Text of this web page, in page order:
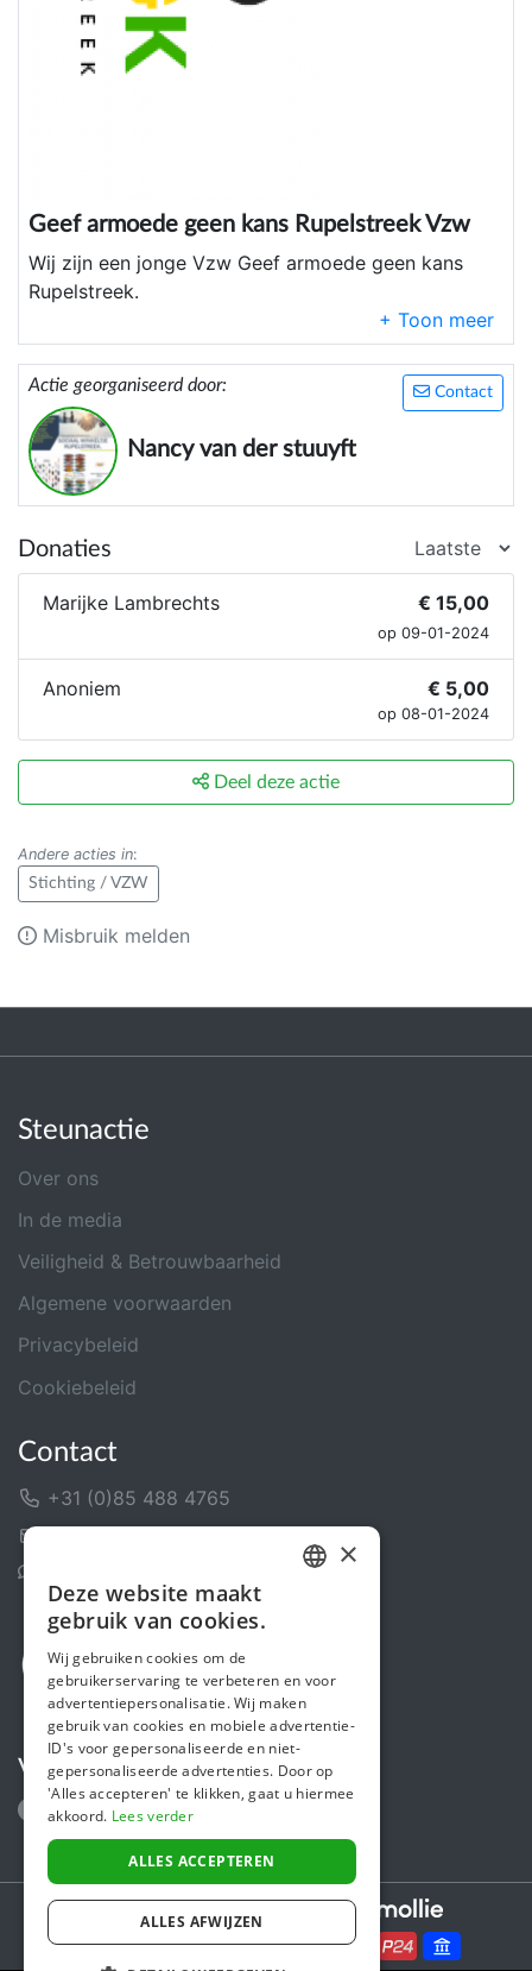
Geef armoede geen kans Rupelstreek Vzw
Wij zijn een jonge Vzw Geef armoede geen kans
Rupelstreek.
Die de armoede in de Rupelstreek bestrijden.
Wij hebben reeds een locatie voor uit te
breiden,maar financieel hebben we daar in steun
nodig.
Hopelijk kunnen jullie ons steunactie delen.
Bereiken wij ons doel.
Contact
Actie georganiseerd door:
Nancy van der stuuyft
Donaties
Marijke Lambrechts € 15,00
op 09-01-2024
Anoniem € 5,00
op 08-01-2024
Deel deze actie
Andere acties in:
Stichting / VZW
Misbruik melden
Steunactie
Over ons
In de media
Veiligheid & Betrouwbaarheid
Algemene voorwaarden
Privacybeleid
Cookiebeleid
Contact
+31 (0)85 488 4765
Volg ons
Secure payments powered by
ENGLISH
×
Deze website maakt
gebruik van cookies.
Wij gebruiken cookies om de
gebruikerservaring te verbeteren en voor
advertentiepersonalisatie. Wij maken
gebruik van cookies en mobiele advertentie-
ID's voor gepersonaliseerde en niet-
gepersonaliseerde advertenties. Door op
'Alles accepteren' te klikken, gaat u hiermee
akkoord. Lees verder
ALLES ACCEPTEREN
ALLES AFWIJZEN